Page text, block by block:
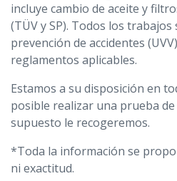
incluye cambio de aceite y
(TÜV y SP). Todos los
prevención de accidentes
reglamentos aplicables.
Estamos a su disposición en
posible realizar una prueba
supuesto le recogeremos.
*Toda la información se
ni exactitud.